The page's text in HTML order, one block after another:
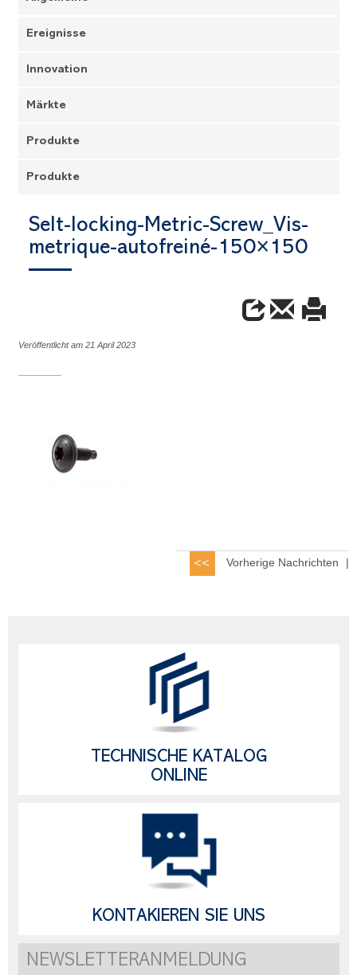
Ereignisse
Innovation
Märkte
Produkte
Produkte
Selt-locking-Metric-Screw_Vis-
metrique-autofreiné-150×150
Veröffentlicht am 21 April 2023
Vorherige Nachrichten |
TECHNISCHE KATALOG
ONLINE
KONTAKIEREN SIE UNS
NEWSLETTERANMELDUNG